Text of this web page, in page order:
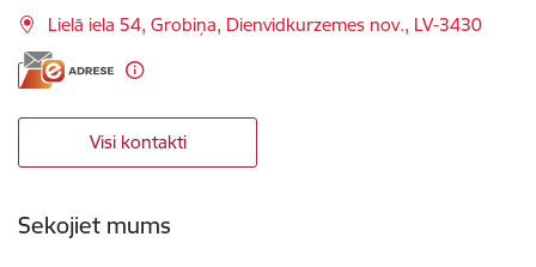
Lielā iela 54, Grobiņa, Dienvidkurzemes nov., LV-3430
Visi kontakti
Sekojiet mums